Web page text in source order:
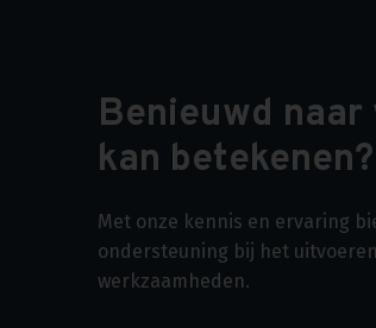
Benieuwd naar
kan betekenen?
Met onze kennis en ervaring
ondersteuning bij het
werkzaamheden.